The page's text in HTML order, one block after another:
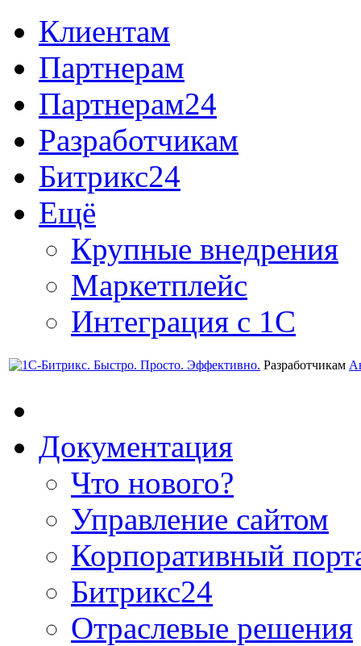
Клиентам
Партнерам
Партнерам24
Разработчикам
Битрикс24
Ещё
Крупные внедрения
Маркетплейс
Интеграция с 1С
Разработчикам
Документация
Что нового?
Управление сайтом
Корпоративный
Битрикс24
Отраслевые решения